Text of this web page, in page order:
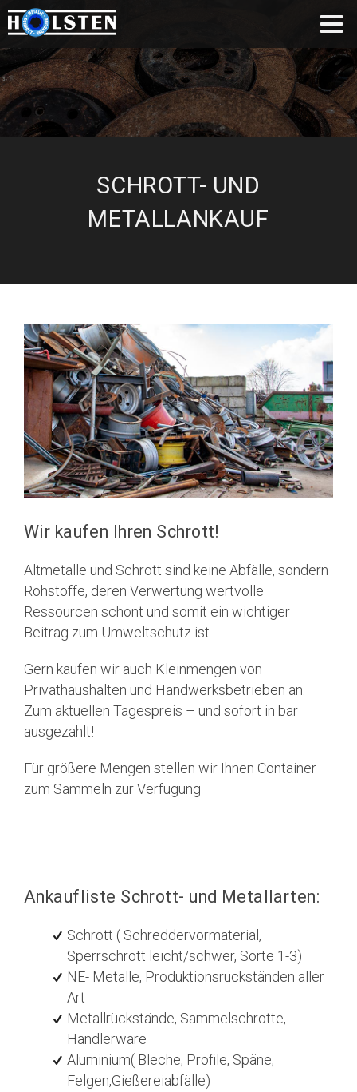
SCHROTT- UND
METALLANKAUF
Wir kaufen Ihren Schrott!
Altmetalle und Schrott sind keine Abfälle, sondern
Rohstoffe, deren Verwertung wertvolle
Ressourcen schont und somit ein wichtiger
Beitrag zum Umweltschutz ist.
Gern kaufen wir auch Kleinmengen von
Privathaushalten und Handwerksbetrieben an.
Zum aktuellen Tagespreis – und sofort in bar
ausgezahlt!
Für größere Mengen stellen wir Ihnen Container
zum Sammeln zur Verfügung
Ankaufliste Schrott- und Metallarten:
Schrott ( Schreddervormaterial,
Sperrschrott leicht/schwer, Sorte 1-3)
NE- Metalle, Produktionsrückständen aller
Art
Metallrückstände, Sammelschrotte,
Händlerware
Aluminium( Bleche, Profile, Späne,
Felgen,Gießereiabfälle)